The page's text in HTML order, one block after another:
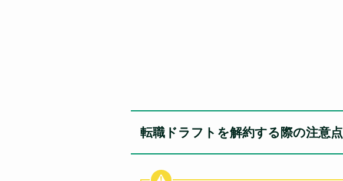
転職ドラフトを解約する際の注意点